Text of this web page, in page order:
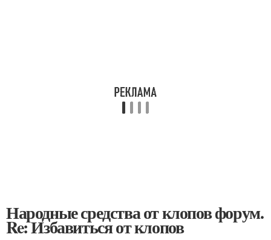
Народные средства от клопов форум.
Re: Избавиться от клопов